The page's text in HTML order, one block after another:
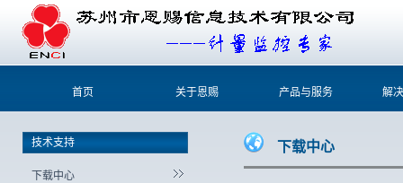
首页 关于恩赐 产品与服务 解
技术支持
下载中心
下载中心